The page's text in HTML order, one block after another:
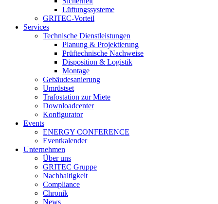
Lüftungssysteme
GRITEC-Vorteil
Services
Technische Dienstleistungen
Planung & Projektierung
Prüftechnische Nachweise
Disposition & Logistik
Montage
Gebäudesanierung
Umrüstset
Trafostation zur Miete
Downloadcenter
Konfigurator
Events
ENERGY CONFERENCE
Eventkalender
Unternehmen
Über uns
GRITEC Gruppe
Nachhaltigkeit
Compliance
Chronik
News